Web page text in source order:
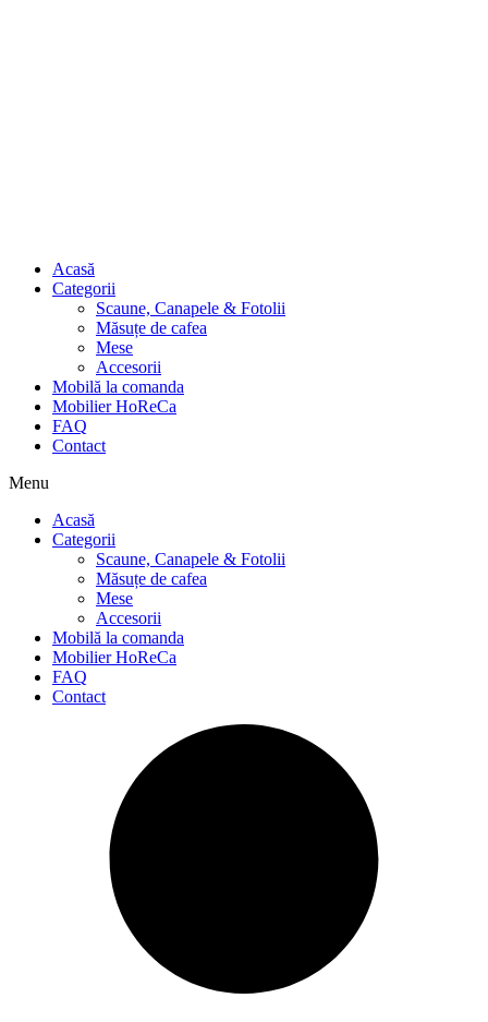
Acasă
Categorii
Scaune, Canapele & Fotolii
Măsuțe de cafea
Mese
Accesorii
Mobilă la comanda
Mobilier HoReCa
FAQ
Contact
Menu
Acasă
Categorii
Scaune, Canapele & Fotolii
Măsuțe de cafea
Mese
Accesorii
Mobilă la comanda
Mobilier HoReCa
FAQ
Contact